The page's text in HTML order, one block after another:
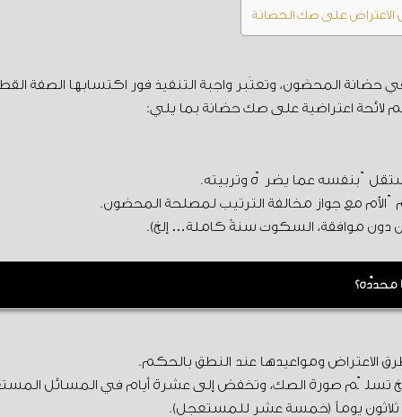
على صك الحضانة
المحضون، وتعتَبر واجبة التنفيذ فور اكتسابها الصفة
لائحة اعتراضية على صك حضانة بما يلي:
محدَّدة؟